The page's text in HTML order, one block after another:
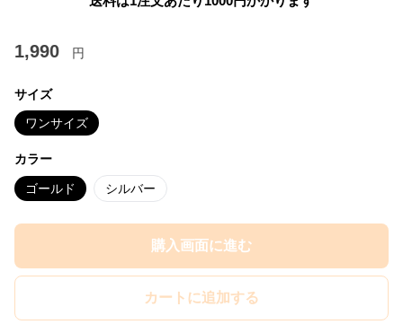
1,990 円
サイズ
ワンサイズ
カラー
ゴールド シルバー
購入画面に進む
カートに追加する